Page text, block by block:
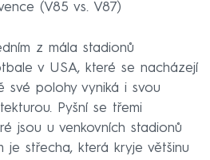
(V85 vs. V87)
z mála stadionů
v USA, které se nacházejí
své polohy vyniká i svou
Pyšní se třemi
jsou u venkovních stadionů
je střecha, která kryje většinu